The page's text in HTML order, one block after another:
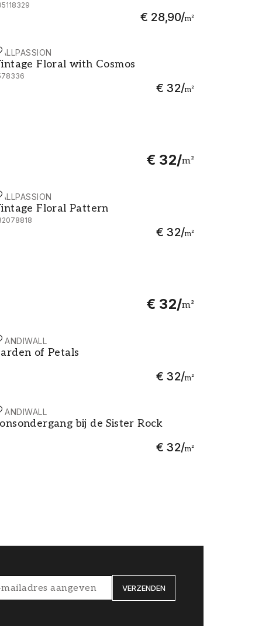
€ 28,90/m²
Floral with Cosmos
€ 32/m²
Floral with Cosmos
€ 32/m²
Floral Pattern
€ 32/m²
Floral Pattern
€ 32/m²
of Petals
€ 32/m²
of Petals
bij de Sister Rock
€ 32/m²
bij de Sister Rock
VERZENDEN